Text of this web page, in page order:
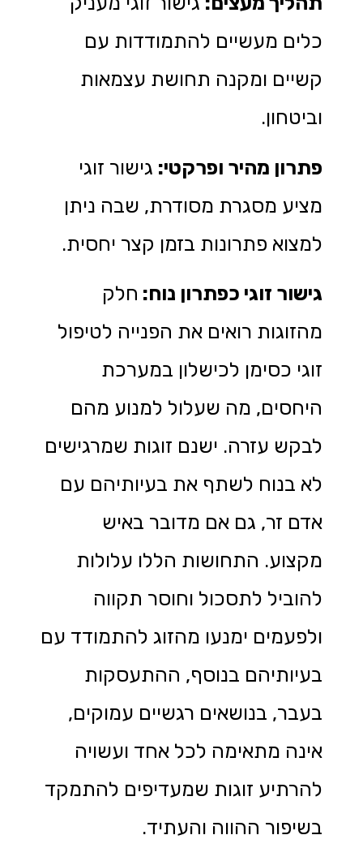
כלים מעשיים להתמודדות עם
קשיים ומקנה תחושת עצמאות
וביטחון.
פתרון מהיר ופרקטי: גישור זוגי
מציע מסגרת מסודרת, שבה ניתן
למצוא פתרונות בזמן קצר יחסית.
גישור זוגי כפתרון נוח: חלק
מהזוגות רואים את הפנייה לטיפול
זוגי כסימן לכישלון במערכת
היחסים, מה שעלול למנוע מהם
לבקש עזרה. ישנם זוגות שמרגישים
לא בנוח לשתף את בעיותיהם עם
אדם זר, גם אם מדובר באיש
מקצוע. התחושות הללו עלולות
להוביל לתסכול וחוסר תקווה
ולפעמים ימנעו מהזוג להתמודד עם
בעיותיהם בנוסף, ההתעסקות
בעבר, בנושאים רגשיים עמוקים,
אינה מתאימה לכל אחד ועשויה
להרתיע זוגות שמעדיפים להתמקד
בשיפור ההווה והעתיד.